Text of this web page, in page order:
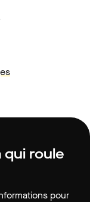
qui roule
pour